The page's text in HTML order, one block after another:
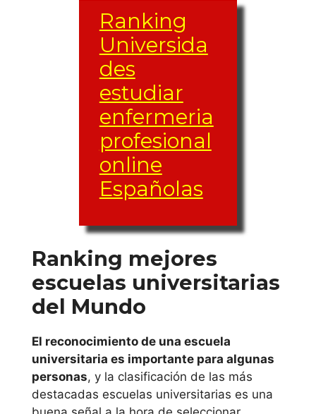
Sabio
Universidad de
Alcalá
Universidad
Antonio de
Nebrija
Universidad
Autónoma de
Universidad
Camilo José Cela
Universidad
Carlos III de
Madrid
Universidad
Ranking
Universida
des
estudiar
enfermeria
profesional
online
Españolas
Centro de
Enseñanza
Virtual de la
Universidad
(CEVUG)
Centro
Universitario
CESINE
Ranking mejores
escuelas universitarias
del Mundo
El reconocimiento de una escuela
universitaria es importante para algunas
personas, y la clasificación de las más
destacadas escuelas universitarias es una